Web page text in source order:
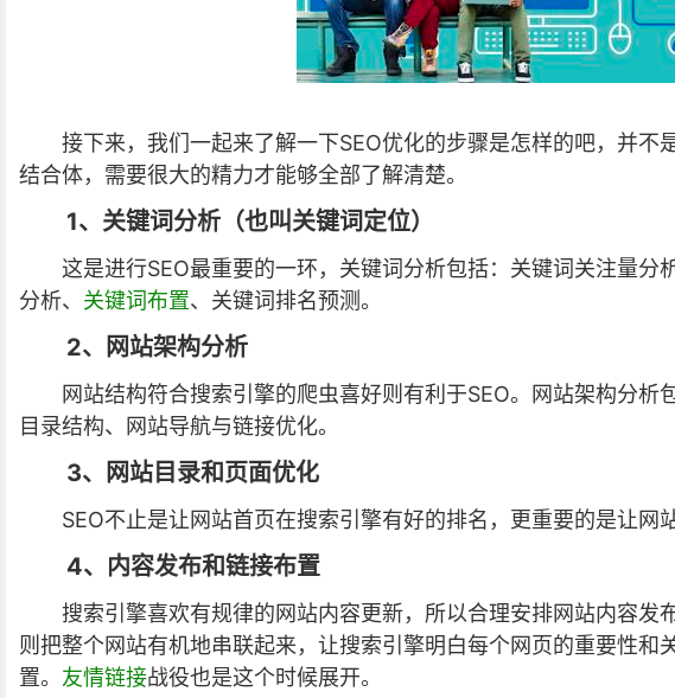
接下来，我们一起来了解一下SEO优化的步骤是怎样的吧，并不
结合体，需要很大的精力才能够全部了解清楚。
1、关键词分析（也叫关键词定位）
这是进行SEO最重要的一环，关键词分析包括：关键词关注量分
分析、 关键词布置、关键词排名预测。
2、网站架构分析
网站结构符合搜索引擎的爬虫喜好则有利于SEO。网站架构分析
目录结构、网站导航与链接优化。
3、网站目录和页面优化
SEO不止是让网站首页在搜索引擎有好的排名，更重要的是让网
4、内容发布和链接布置
搜索引擎喜欢有规律的网站内容更新，所以合理安排网站内容发
则把整个网站有机地串联起来，让搜索引擎明白每个网页的重要性和
置。 友情链接战役也是这个时候展开。